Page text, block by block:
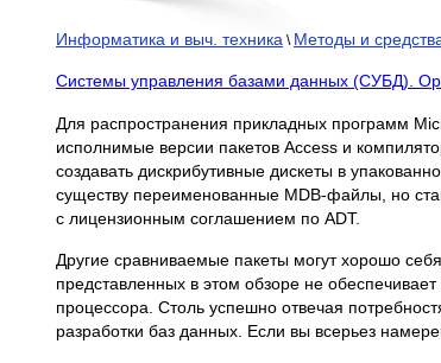
Информатика и выч. техника \ Методы и
Системы управления базами данных (СУБД).
Для распространения прикладных программ
исполнимые версии пакетов Access и
создавать дискрибутивные дискеты в
существу переименованные MDB-файлы, но
с лицензионным соглашением по ADT.
Другие сравниваемые пакеты могут хорошо
представленных в этом обзоре не
процессора. Столь успешно отвечая
разработки баз данных. Если вы всерьез